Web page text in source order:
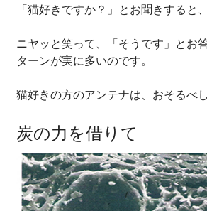
「猫好きですか？」とお聞きすると、
ニヤッと笑って、「そうです」とお
ターンが実に多いのです。
猫好きの方のアンテナは、おそるべ
炭の力を借りて